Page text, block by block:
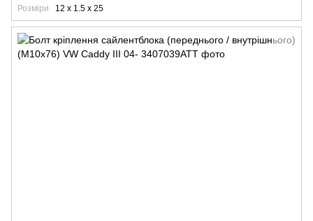
Розміри
12 x 1.5 x 25